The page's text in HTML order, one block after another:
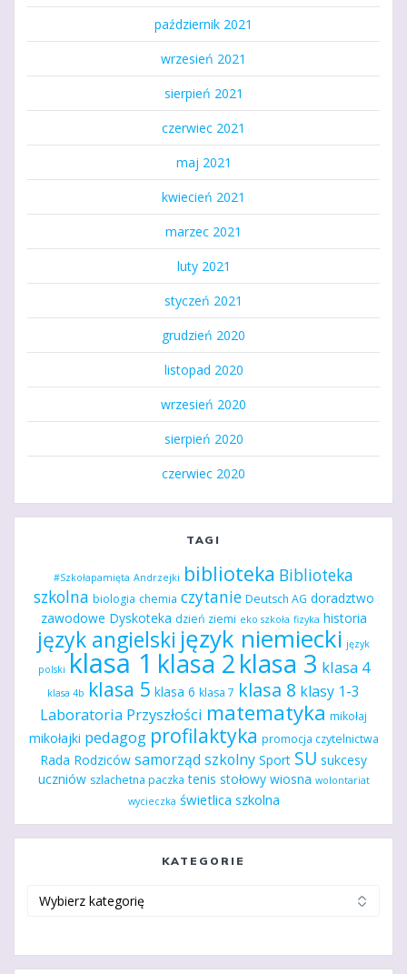
październik 2021
wrzesień 2021
sierpień 2021
czerwiec 2021
maj 2021
kwiecień 2021
marzec 2021
luty 2021
styczeń 2021
grudzień 2020
listopad 2020
wrzesień 2020
sierpień 2020
czerwiec 2020
TAGI
#Szkołapamięta Andrzejki biblioteka Biblioteka
szkolna biologia chemia czytanie Deutsch AG doradztwo
zawodowe Dyskoteka dzień ziemi eko szkoła fizyka historia
język angielski język niemiecki język
polski klasa 1 klasa 2klasa 3 klasa 4
klasa 4b klasa 5 klasa 6 klasa 7 klasa 8 klasy 1-3
Laboratoria Przyszłości matematyka mikołaj
mikołajki pedagog profilaktyka promocja czytelnictwa
Rada Rodziców samorząd szkolny Sport SU sukcesy
uczniów szlachetna paczka tenis stołowy wiosna wolontariat
wycieczka świetlica szkolna
KATEGORIE